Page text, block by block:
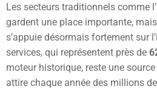
Les secteurs traditionnels comme
gardent une place importante,
s’appuie désormais fortement sur
services, qui représentent près de
moteur historique, reste une
attire chaque année des millions